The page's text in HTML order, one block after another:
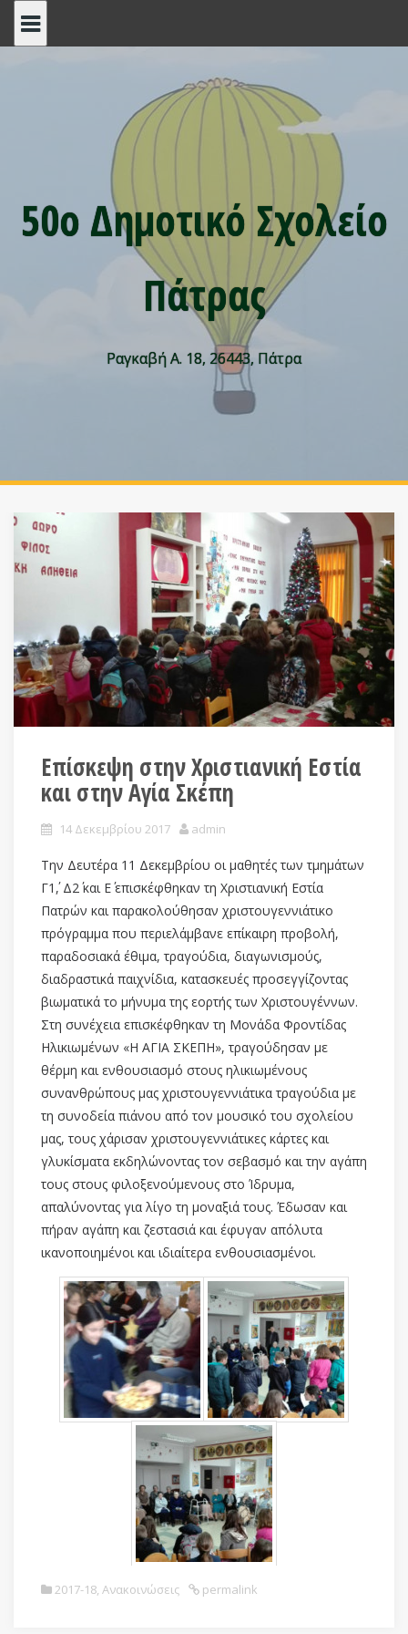
50ο Δημοτικό Σχολείο
Πάτρας
Ραγκαβή Α. 18, 26443, Πάτρα
Επίσκεψη στην Χριστιανική Εστία
και στην Αγία Σκέπη
14 Δεκεμβρίου 2017 admin
Την Δευτέρα 11 Δεκεμβρίου οι μαθητές των τμημάτων
Γ1΄, Δ2΄ και Ε΄ επισκέφθηκαν τη Χριστιανική Εστία
Πατρών και παρακολούθησαν χριστουγεννιάτικο
πρόγραμμα που περιελάμβανε επίκαιρη προβολή,
παραδοσιακά έθιμα, τραγούδια, διαγωνισμούς,
διαδραστικά παιχνίδια, κατασκευές προσεγγίζοντας
βιωματικά το μήνυμα της εορτής των Χριστουγέννων.
Στη συνέχεια επισκέφθηκαν τη Μονάδα Φροντίδας
Ηλικιωμένων «Η ΑΓΙΑ ΣΚΕΠΗ», τραγούδησαν με
θέρμη και ενθουσιασμό στους ηλικιωμένους
συνανθρώπους μας χριστουγεννιάτικα τραγούδια με
τη συνοδεία πιάνου από τον μουσικό του σχολείου
μας, τους χάρισαν χριστουγεννιάτικες κάρτες και
γλυκίσματα εκδηλώνοντας τον σεβασμό και την αγάπη
τους στους φιλοξενούμενους στο Ίδρυμα,
απαλύνοντας για λίγο τη μοναξιά τους. Έδωσαν και
πήραν αγάπη και ζεστασιά και έφυγαν απόλυτα
ικανοποιημένοι και ιδιαίτερα ενθουσιασμένοι.
2017-18, Ανακοινώσεις permalink